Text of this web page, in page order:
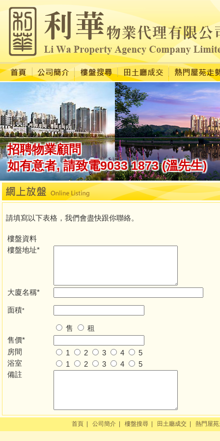
請填寫以下表格，我們會盡快跟你聯絡。
樓盤資料
樓盤地址*
大廈名稱*
面積*
售
租
售價*
房間
1 2 3 4
5
浴室
1 2 3 4
5
備註
首頁 公司簡介 樓盤搜尋 田土廳成交 熱門屋